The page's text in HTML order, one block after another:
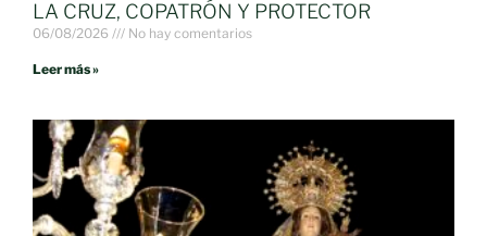
LA CRUZ, COPATRÓN Y PROTECTOR
06/08/2026 No hay comentarios
Leer más »